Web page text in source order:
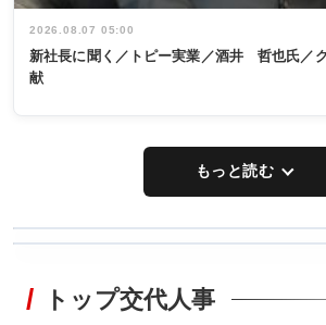
2026.08.07 05:00
新社長に聞く／トピー実業／酒井 哲也氏／
献
もっと読む
非鉄業界で
タックトレー
トップ交代人事